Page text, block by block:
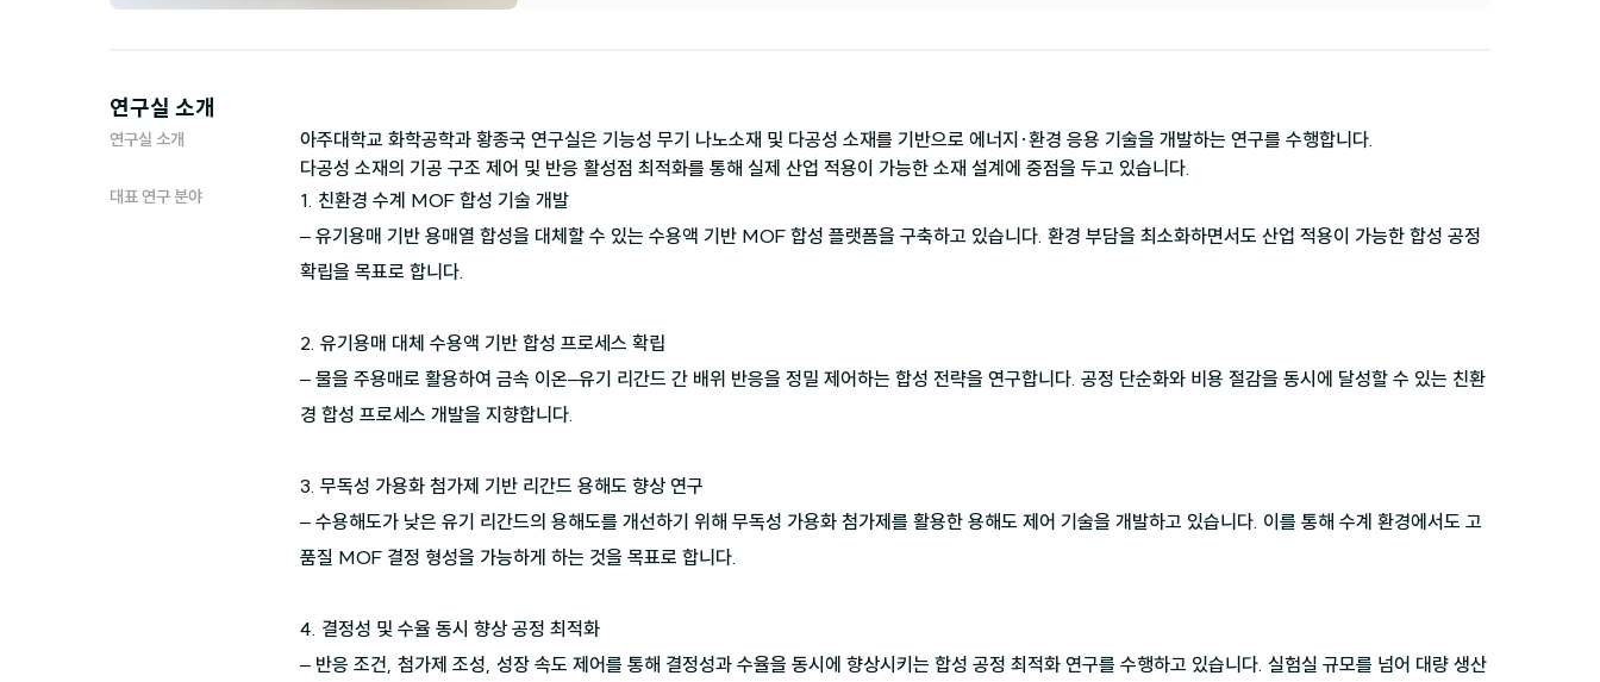
연구실 소개
연구실 소개
아주대학교 화학공학과 황종국 연구실은 기능성 무기 나노소재 및 다공성 소재를 기반으로 에너지·환경 응용 기술을 개발하는 연구를 수행합니다.
다공성 소재의 기공 구조 제어 및 반응 활성점 최적화를 통해 실제 산업 적용이 가능한 소재 설계에 중점을 두고 있습니다.
대표 연구 분야
1. 친환경 수계 MOF 합성 기술 개발
– 유기용매 기반 용매열 합성을 대체할 수 있는 수용액 기반 MOF 합성 플랫폼을 구축하고 있습니다. 환경 부담을 최소화하면서도 산업 적용이 가능한 합성 공정
확립을 목표로 합니다.
2. 유기용매 대체 수용액 기반 합성 프로세스 확립
– 물을 주용매로 활용하여 금속 이온–유기 리간드 간 배위 반응을 정밀 제어하는 합성 전략을 연구합니다. 공정 단순화와 비용 절감을 동시에 달성할 수 있는 친환
경 합성 프로세스 개발을 지향합니다.
3. 무독성 가용화 첨가제 기반 리간드 용해도 향상 연구
– 수용해도가 낮은 유기 리간드의 용해도를 개선하기 위해 무독성 가용화 첨가제를 활용한 용해도 제어 기술을 개발하고 있습니다. 이를 통해 수계 환경에서도 고
품질 MOF 결정 형성을 가능하게 하는 것을 목표로 합니다.
4. 결정성 및 수율 동시 향상 공정 최적화
– 반응 조건, 첨가제 조성, 성장 속도 제어를 통해 결정성과 수율을 동시에 향상시키는 합성 공정 최적화 연구를 수행하고 있습니다. 실험실 규모를 넘어 대량 생산